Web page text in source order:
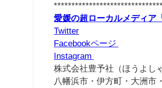
愛媛の超ローカルメディア
Twitter
Facebookページ
Instagram
株式会社豊予社（ほうよし
八幡浜市・伊方町・大洲市